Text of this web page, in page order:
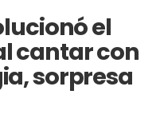
el
cantar con
sorpresa